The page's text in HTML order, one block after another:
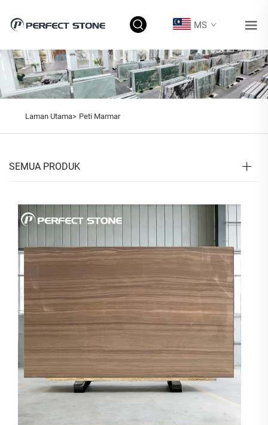
MS
Laman Utama> Peti Marmar
SEMUA PRODUK